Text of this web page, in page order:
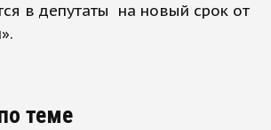
в депутаты на новый срок от
теме